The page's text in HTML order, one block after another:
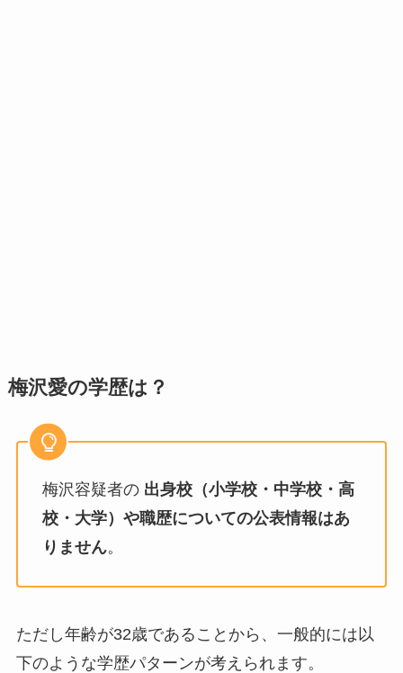
梅沢愛の学歴は？
梅沢容疑者の 出身校（小学校・中学校・高
校・大学）や職歴についての公表情報はあ
りません。
ただし年齢が32歳であることから、一般的には以
下のような学歴パターンが考えられます。